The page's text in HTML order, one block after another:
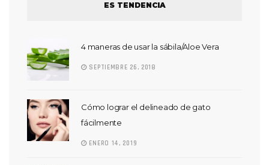
ES TENDENCIA
4 maneras de usar la sábila/Aloe Vera
SEPTIEMBRE 26, 2018
Cómo lograr el delineado de gato
fácilmente
ENERO 14, 2019